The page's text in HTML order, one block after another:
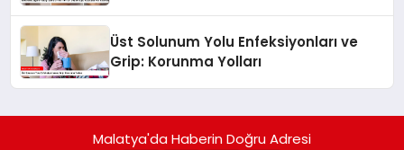
Üst Solunum Yolu Enfeksiyonları ve
Grip: Korunma Yolları
Malatya'da Haberin Doğru Adresi